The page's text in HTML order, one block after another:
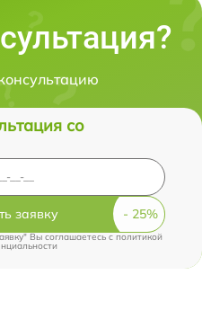
со
заявку
Вы соглашаетесь cполитикой